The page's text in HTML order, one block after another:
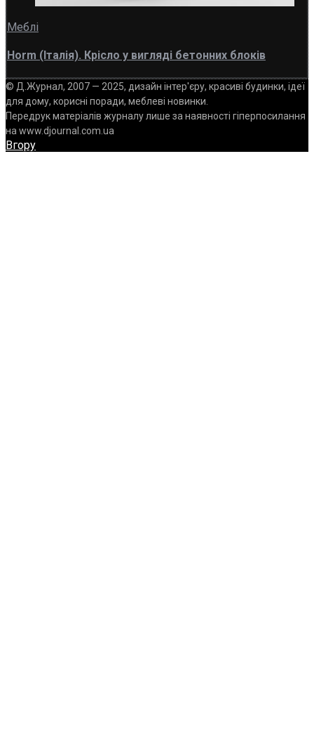
Меблі
Horm (Італія). Крісло у вигляді бетонних блоків
© Д.Журнал, 2007 — 2025, дизайн інтер'єру, красиві будинки, ідеї
для дому, корисні поради, меблеві новинки.
Передрук матеріалів журналу лише за наявності гіперпосилання
на www.djournal.com.ua
Вгору